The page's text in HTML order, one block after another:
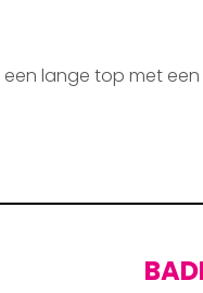
lange top met